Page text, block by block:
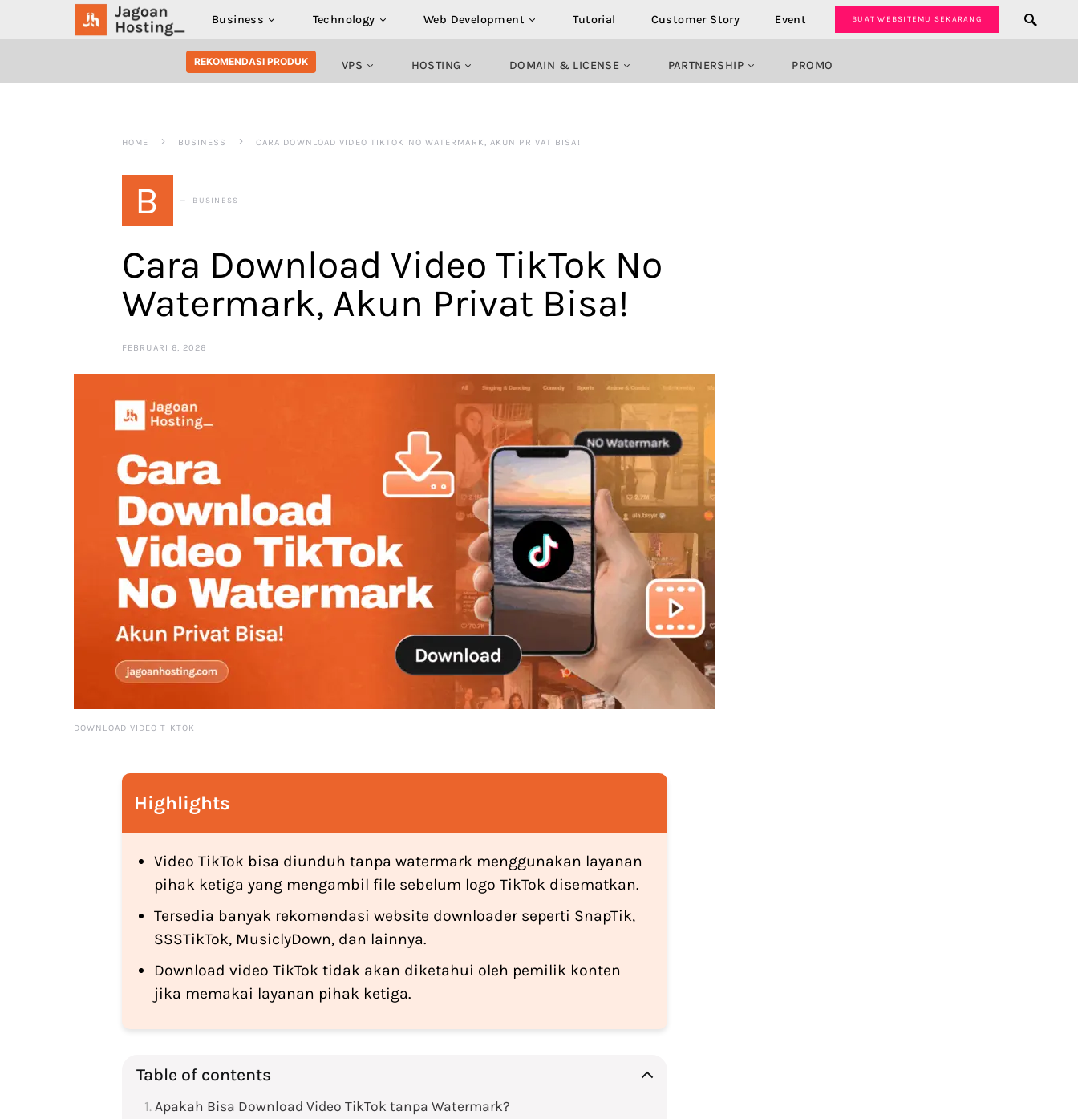
Business Technology Web Development Tutorial Customer Story Event BUAT WEBSITEMU SEKARANG
SEARCH FOR:
REKOMENDASI PRODUK VPS HOSTING DOMAIN & LICENSE PARTNERSHIP PROMO
HOME BUSINESS CARA DOWNLOAD VIDEO TIKTOK NO WATERMARK, AKUN PRIVAT BISA!
B BUSINESS
Cara Download Video TikTok No
Watermark, Akun Privat Bisa!
FEBRUARI 6, 2026
DOWNLOAD VIDEO TIKTOK
Highlights
Video TikTok bisa diunduh tanpa watermark menggunakan layanan
pihak ketiga yang mengambil file sebelum logo TikTok disematkan.
Tersedia banyak rekomendasi website downloader seperti SnapTik,
SSSTikTok, MusiclyDown, dan lainnya.
Download video TikTok tidak akan diketahui oleh pemilik konten
jika memakai layanan pihak ketiga.
Table of contents
Apakah Bisa Download Video TikTok tanpa Watermark?